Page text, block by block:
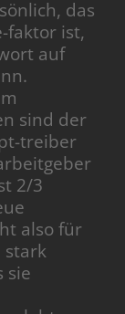
das
faktor ist,
auf
sind der
treiber
2/3
also für
stark
sie